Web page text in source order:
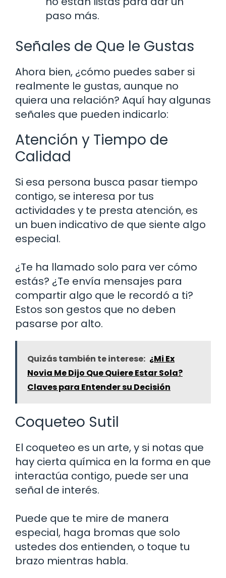
paso más.
Señales de Que le Gustas
Ahora bien, ¿cómo puedes saber si
realmente le gustas, aunque no
quiera una relación? Aquí hay algunas
señales que pueden indicarlo:
Atención y Tiempo de
Calidad
Si esa persona busca pasar tiempo
contigo, se interesa por tus
actividades y te presta atención, es
un buen indicativo de que siente algo
especial.
¿Te ha llamado solo para ver cómo
estás? ¿Te envía mensajes para
compartir algo que le recordó a ti?
Estos son gestos que no deben
pasarse por alto.
Quizás también te interese: ¿Mi Ex
Novia Me Dijo Que Quiere Estar Sola?
Claves para Entender su Decisión
Coqueteo Sutil
El coqueteo es un arte, y si notas que
hay cierta química en la forma en que
interactúa contigo, puede ser una
señal de interés.
Puede que te mire de manera
especial, haga bromas que solo
ustedes dos entienden, o toque tu
brazo mientras habla.